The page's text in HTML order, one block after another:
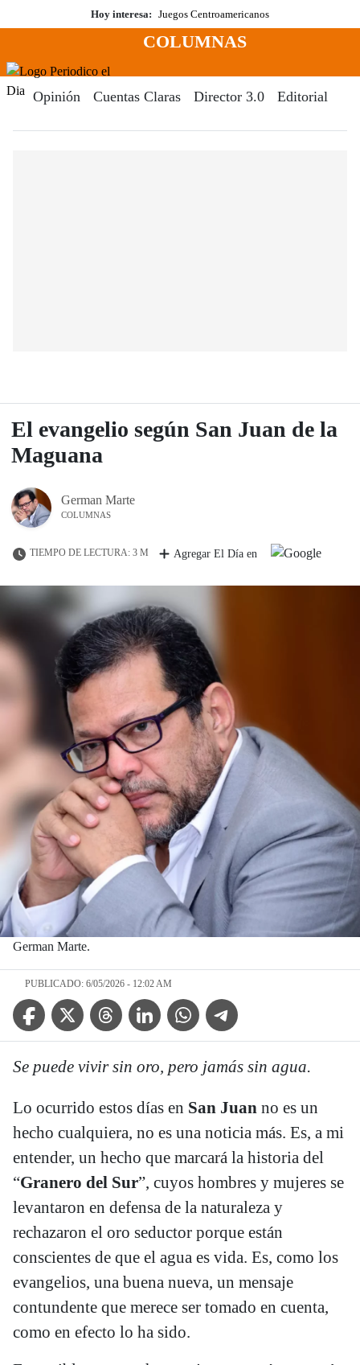
al
Hoy interesa: Juegos Centroamericanos
Menú
COLUMNAS
Opinión Cuentas Claras Director 3.0 Editorial
El evangelio según San Juan de la
Maguana
German Marte
COLUMNAS
TIEMPO DE LECTURA: 3 M Agregar El Día en
German Marte.
PUBLICADO: 6/05/2026 - 12:02 AM
Facebook IconTwitter IconThreads IconLinkedin IconWhatsApp IconTelegram Icon
Se puede vivir sin oro, pero jamás sin agua.
Lo ocurrido estos días en San Juan no es un
hecho cualquiera, no es una noticia más. Es, a mi
entender, un hecho que marcará la historia del
“Granero del Sur”, cuyos hombres y mujeres se
levantaron en defensa de la naturaleza y
rechazaron el oro seductor porque están
conscientes de que el agua es vida. Es, como los
evangelios, una buena nueva, un mensaje
contundente que merece ser tomado en cuenta,
como en efecto lo ha sido.